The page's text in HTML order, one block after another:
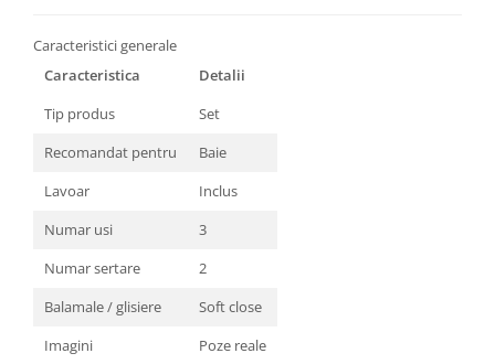
Caracteristici generale
Caracteristica
Detalii
Tip produs
Set
Recomandat pentru
Baie
Lavoar
Inclus
Numar usi
3
Numar sertare
2
Balamale / glisiere
Soft close
Imagini
Poze reale